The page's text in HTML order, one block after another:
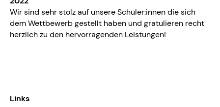
Wir sind sehr stolz auf unsere Schüler:innen die sich
dem Wettbewerb gestellt haben und gratulieren recht
herzlich zu den hervorragenden Leistungen!
Links